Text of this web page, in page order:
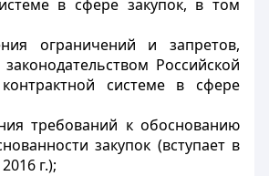
в сфере закупок, в том
ограничений и запретов,
Российской
системе в сфере
требований к обоснованию
закупок (вступает в
г.);